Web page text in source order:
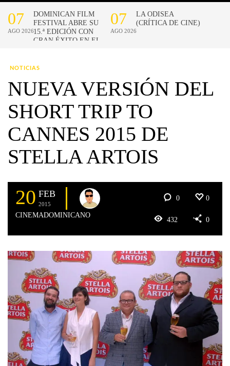
NOTICIAS
NUEVA VERSIÓN DEL
SHORT TRIP TO
CANNES 2015 DE
STELLA ARTOIS
20 FEB
2015
CINEMADOMINICANO
0 0
432 0